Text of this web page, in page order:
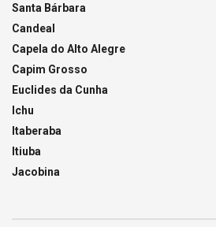
Santa Bárbara
Candeal
Capela do Alto Alegre
Capim Grosso
Euclides da Cunha
Ichu
Itaberaba
Itiuba
Jacobina